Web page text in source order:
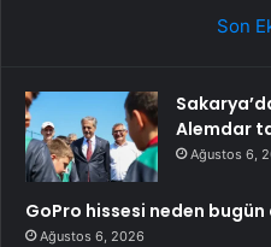
Son
Alemdar
Ağustos 6,
GoPro hissesi neden bugün
Ağustos 6, 2026